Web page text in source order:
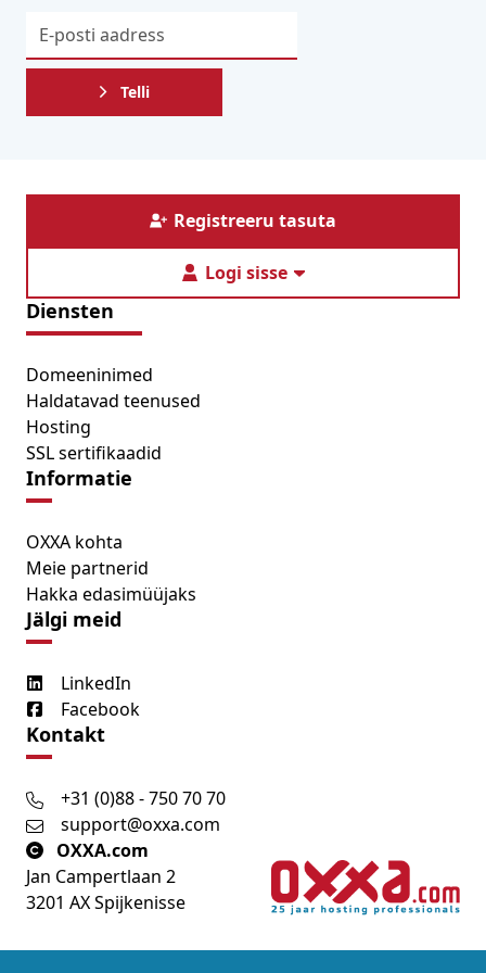
Telli
Registreeru tasuta
Logi sisse
Diensten
Domeeninimed
Haldatavad teenused
Hosting
SSL sertifikaadid
Informatie
OXXA kohta
Meie partnerid
Hakka edasimüüjaks
Jälgi meid
LinkedIn
Facebook
Kontakt
+31 (0)88 - 750 70 70
support@oxxa.com
OXXA.com
Jan Campertlaan 2
3201 AX Spijkenisse